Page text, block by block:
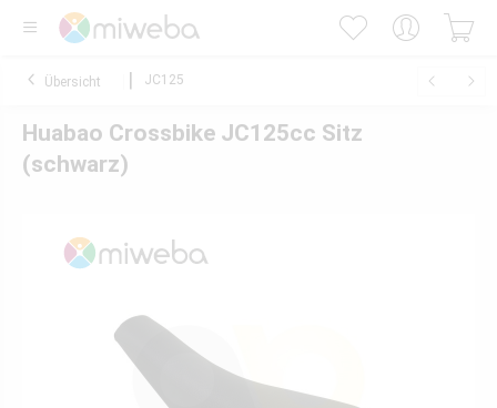
Übersicht JC125
Huabao Crossbike JC125cc Sitz
(schwarz)